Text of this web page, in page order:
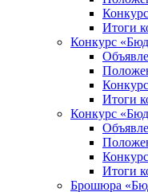
Итоги
Конкурс
Итоги
Конкурс
Итоги
Брошюра